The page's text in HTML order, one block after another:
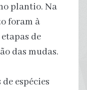
plantio. Na
foram à
de
das mudas.
espécies